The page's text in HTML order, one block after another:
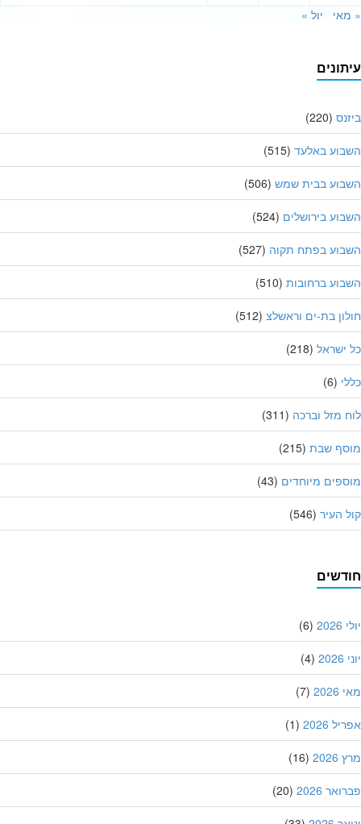
יול »
(220)
באלעד(515)
בבית שמש(506)
בירושלים(524)
בפתח תקוה(527)
ברחובות(510)
בת-ים וראשלצ(512)
(218)
(6)
מזל וברכה(311)
שבת(215)
מיוחדים(43)
העיר(546)
(6)
(4)
(7)
2026
(1)
(16)
2026
(20)